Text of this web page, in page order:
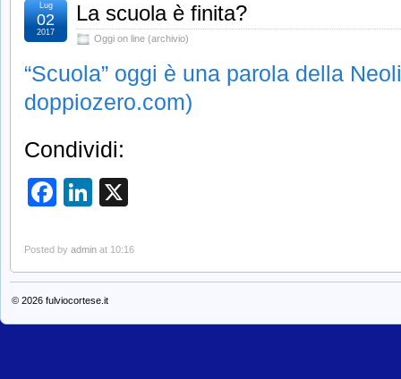
La scuola è finita?
Oggi on line (archivio)
Lug
02
2017
“Scuola” oggi è una parola della
doppiozero.com)
Condividi:
Facebook
LinkedIn
Posted by admin at 10:16
© 2026 fulviocortese.it